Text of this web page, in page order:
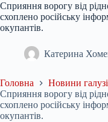
Сприяння ворогу від
схоплено російську
окупантів.
Катерина
Головна
Новини галузі
Сприяння ворогу від
схоплено російську
окупантів.